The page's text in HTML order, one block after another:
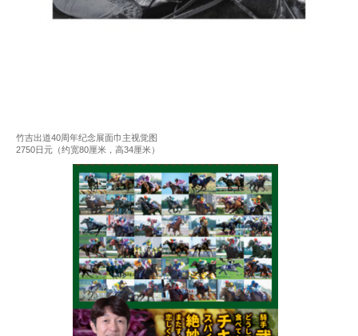
竹吉出道40周年纪念展面巾主视觉图
2750日元（约宽80厘米，高34厘米）